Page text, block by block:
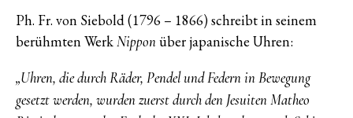
Ph. Fr. von Siebold (1796 – 1866) schreibt in seinem
berühmten Werk Nipponüber japanische Uhren:
„Uhren, die durch Räder, Pendel und Federn in Bewegung
gesetzt werden, wurden zuerst durch den Jesuiten Matheo